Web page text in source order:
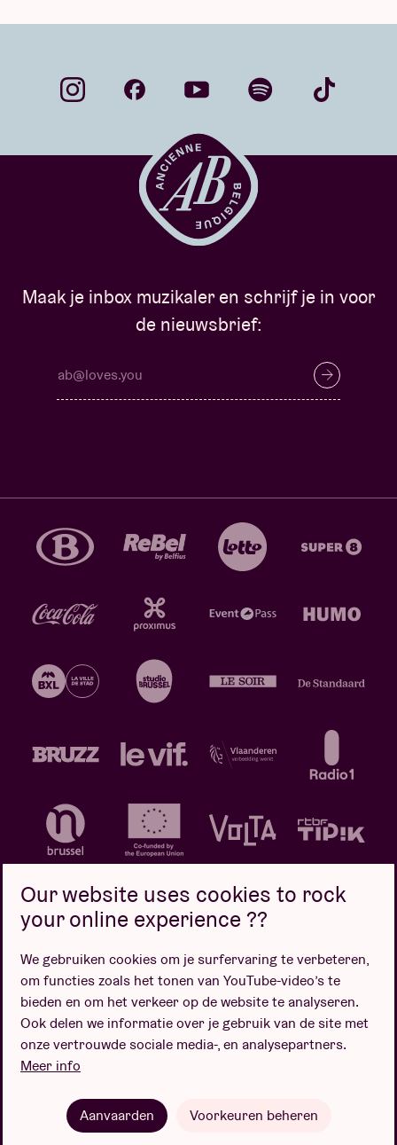
Maak je inbox muzikaler en schrijf je in voor
de nieuwsbrief:
Privacybeleid Cookiebeleid
Verkoopsvoorwaarden
Design door
Our website uses cookies to rock
your online experience ??
We gebruiken cookies om je surfervaring te verbeteren,
om functies zoals het tonen van YouTube-video’s te
bieden en om het verkeer op de website te analyseren.
Ook delen we informatie over je gebruik van de site met
onze vertrouwde sociale media-, en analysepartners.
Meer info
Aanvaarden Voorkeuren beheren